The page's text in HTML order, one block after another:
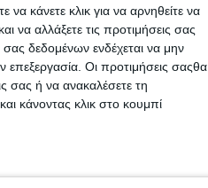
κάνετε κλικ για να αρνηθείτε να
να αλλάξετε τις προτιμήσεις σας
δεδομένων ενδέχεται να μην
επεξεργασία. Οι προτιμήσεις σαςθα
σας ή να ανακαλέσετε τη
κάνοντας κλικ στο κουμπί